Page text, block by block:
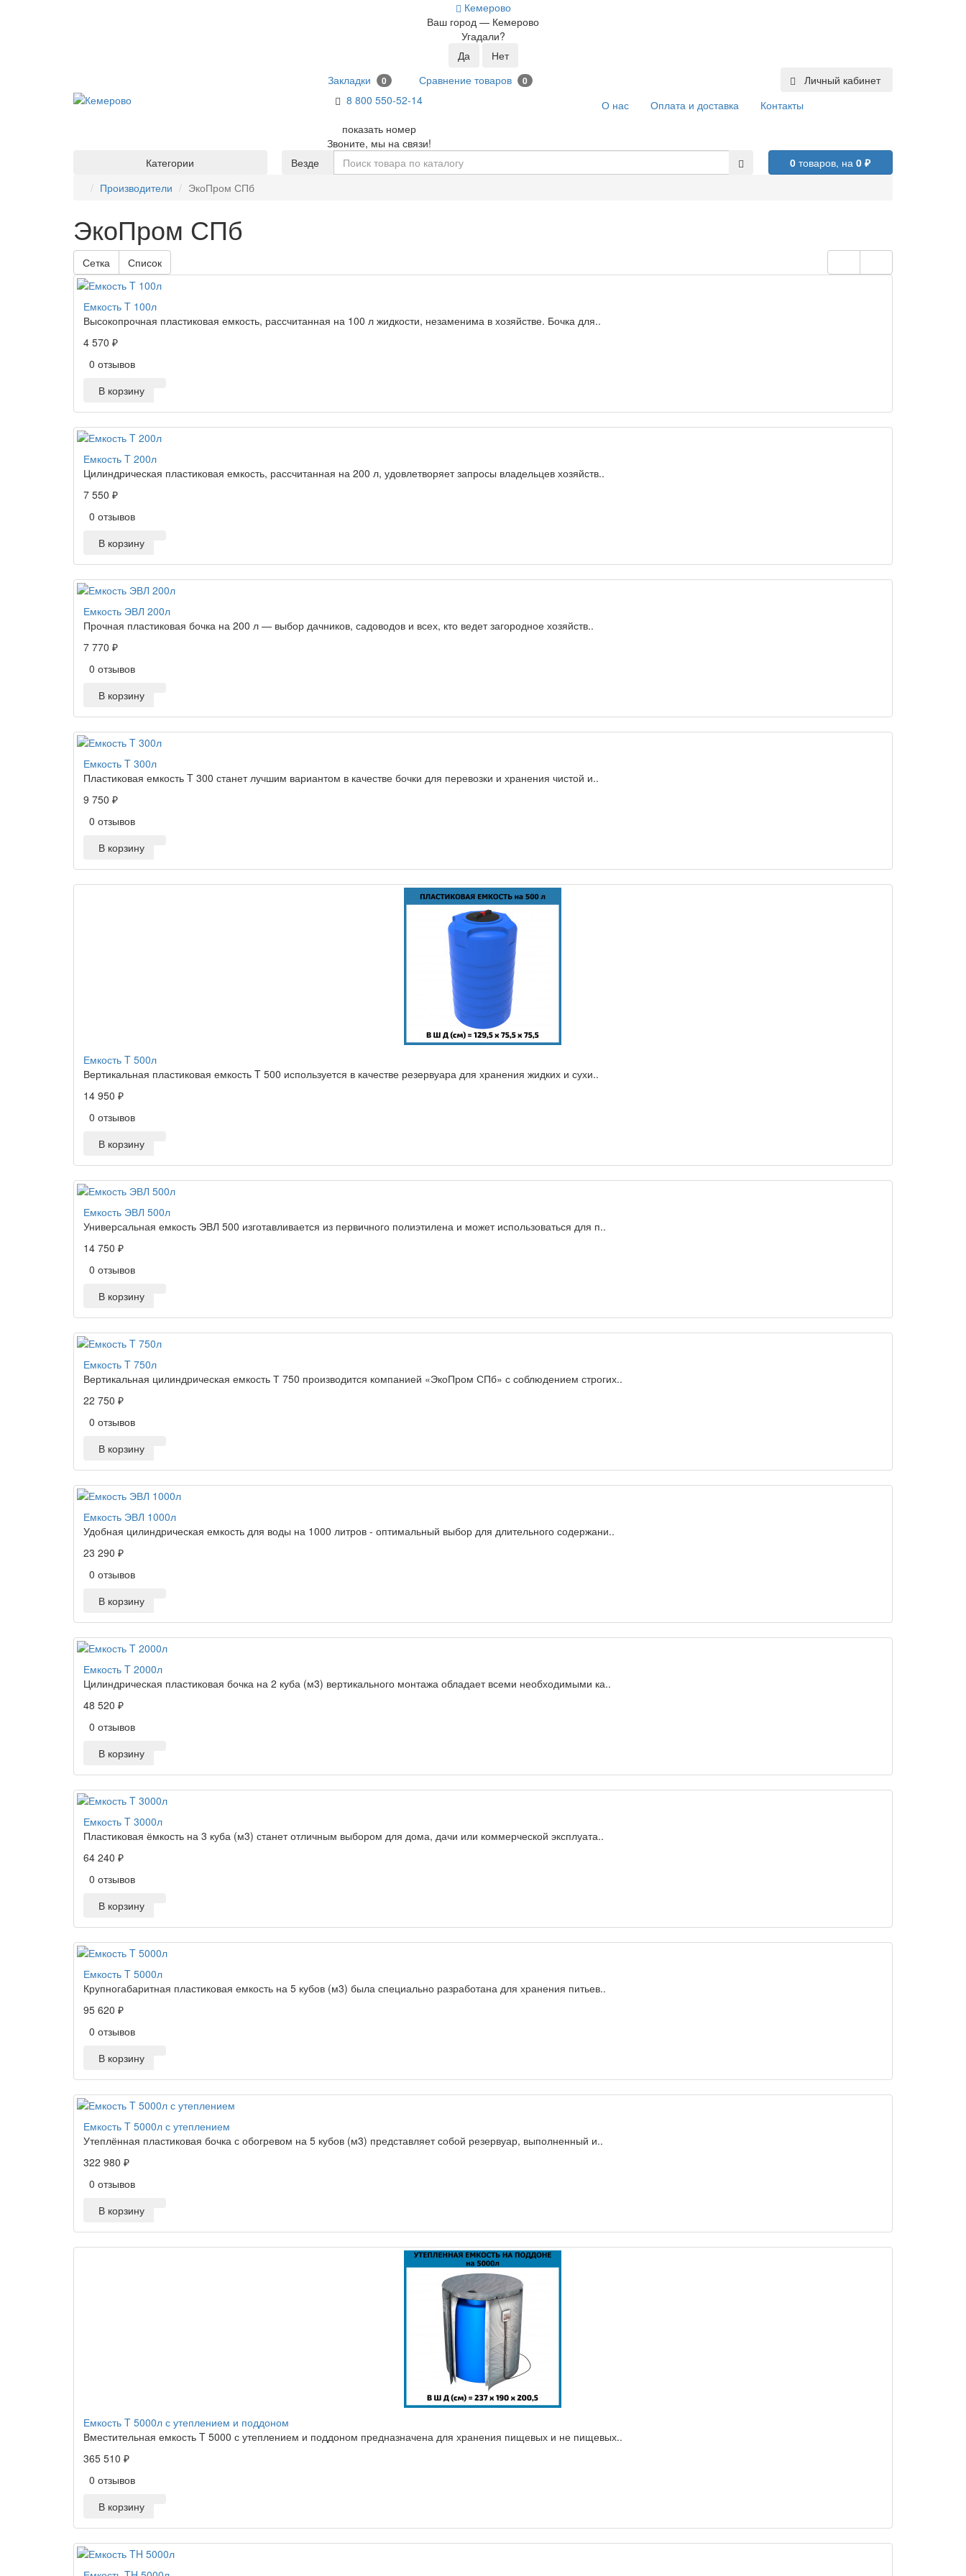
Кемерово
Ваш город — Кемерово
Угадали?
Личный кабинет
Закладки 0 Сравнение товаров 0
8 800 550-52-14
показать номер
Звоните, мы на связи!
О нас Оплата и доставка Контакты
Везде 0 товаров, на0 ₽
Категории
Производители
ЭкоПром СПб
ЭкоПром СПб
Сетка Список
Емкость T 100л
Высокопрочная пластиковая емкость, рассчитанная на 100 л жидкости, незаменима в хозяйстве. Бочка для..
4 570 ₽
0 отзывов
В корзину
Емкость T 200л
Цилиндрическая пластиковая емкость, рассчитанная на 200 л, удовлетворяет запросы владельцев хозяйств..
7 550 ₽
0 отзывов
В корзину
Емкость ЭВЛ 200л
Прочная пластиковая бочка на 200 л — выбор дачников, садоводов и всех, кто ведет загородное хозяйств..
7 770 ₽
0 отзывов
В корзину
Емкость T 300л
Пластиковая емкость T 300 станет лучшим вариантом в качестве бочки для перевозки и хранения чистой и..
9 750 ₽
0 отзывов
В корзину
Емкость T 500л
Вертикальная пластиковая емкость T 500 используется в качестве резервуара для хранения жидких и сухи..
14 950 ₽
0 отзывов
В корзину
Емкость ЭВЛ 500л
Универсальная емкость ЭВЛ 500 изготавливается из первичного полиэтилена и может использоваться для п..
14 750 ₽
0 отзывов
В корзину
Емкость T 750л
Вертикальная цилиндрическая емкость Т 750 производится компанией «ЭкоПром СПб» с соблюдением строгих..
22 750 ₽
0 отзывов
В корзину
Емкость ЭВЛ 1000л
Удобная цилиндрическая емкость для воды на 1000 литров - оптимальный выбор для длительного содержани..
23 290 ₽
0 отзывов
В корзину
Емкость T 2000л
Цилиндрическая пластиковая бочка на 2 куба (м3) вертикального монтажа обладает всеми необходимыми ка..
48 520 ₽
0 отзывов
В корзину
Емкость T 3000л
Пластиковая ёмкость на 3 куба (м3) станет отличным выбором для дома, дачи или коммерческой эксплуата..
64 240 ₽
0 отзывов
В корзину
Емкость T 5000л
Крупногабаритная пластиковая емкость на 5 кубов (м3) была специально разработана для хранения питьев..
95 620 ₽
0 отзывов
В корзину
Емкость T 5000л с утеплением
Утеплённая пластиковая бочка с обогревом на 5 кубов (м3) представляет собой резервуар, выполненный и..
322 980 ₽
0 отзывов
В корзину
Емкость T 5000л с утеплением и поддоном
Вместительная емкость T 5000 с утеплением и поддоном предназначена для хранения пищевых и не пищевых..
365 510 ₽
0 отзывов
В корзину